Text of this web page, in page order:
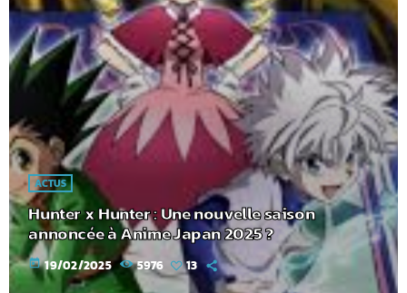
ACTUS
Hunter x Hunter : Une nouvelle saison
annoncée à Anime Japan 2025 ?
today 19/02/2025 5976 13